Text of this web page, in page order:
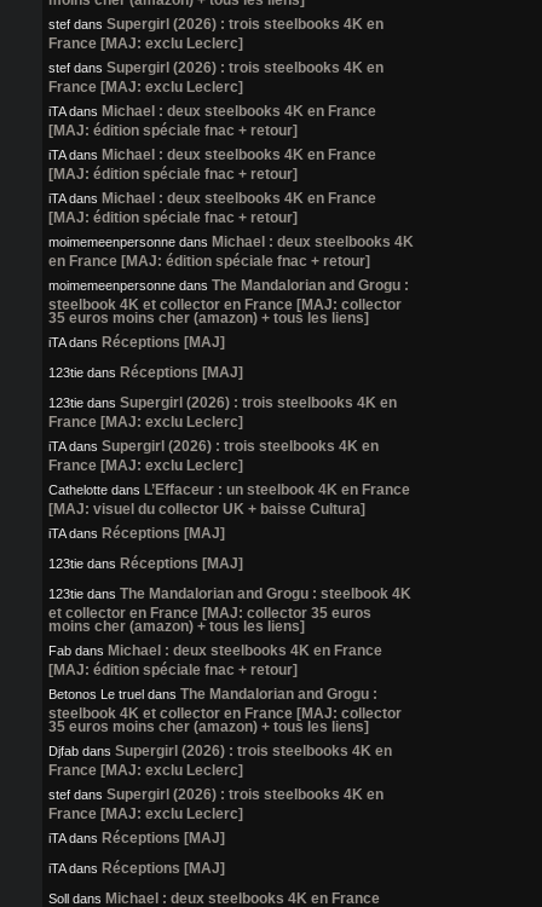
stef dans Supergirl (2026) : trois steelbooks 4K en
France [MAJ: exclu Leclerc]
stef dans Supergirl (2026) : trois steelbooks 4K en
France [MAJ: exclu Leclerc]
iTAdans Michael : deux steelbooks 4K en France
[MAJ: édition spéciale fnac + retour]
iTAdans Michael : deux steelbooks 4K en France
[MAJ: édition spéciale fnac + retour]
iTAdans Michael : deux steelbooks 4K en France
[MAJ: édition spéciale fnac + retour]
moimemeenpersonne dans Michael : deux steelbooks 4K
en France [MAJ: édition spéciale fnac + retour]
moimemeenpersonne dans The Mandalorian and Grogu :
steelbook 4K et collector en France [MAJ: collector
35 euros moins cher (amazon) + tous les liens]
iTAdans Réceptions [MAJ]
123tie dans Réceptions [MAJ]
123tie dans Supergirl (2026) : trois steelbooks 4K en
France [MAJ: exclu Leclerc]
iTAdans Supergirl (2026) : trois steelbooks 4K en
France [MAJ: exclu Leclerc]
Cathelotte dans L’Effaceur : un steelbook 4K en France
[MAJ: visuel du collector UK + baisse Cultura]
iTAdans Réceptions [MAJ]
123tie dans Réceptions [MAJ]
123tie dans The Mandalorian and Grogu : steelbook 4K
et collector en France [MAJ: collector 35 euros
moins cher (amazon) + tous les liens]
Fab dans Michael : deux steelbooks 4K en France
[MAJ: édition spéciale fnac + retour]
Betonos Le truel dans The Mandalorian and Grogu :
steelbook 4K et collector en France [MAJ: collector
35 euros moins cher (amazon) + tous les liens]
Djfab dans Supergirl (2026) : trois steelbooks 4K en
France [MAJ: exclu Leclerc]
stef dans Supergirl (2026) : trois steelbooks 4K en
France [MAJ: exclu Leclerc]
iTAdans Réceptions [MAJ]
iTAdans Réceptions [MAJ]
Soll dans Michael : deux steelbooks 4K en France